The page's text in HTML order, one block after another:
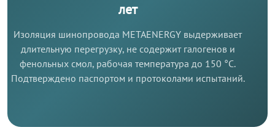
лет
Изоляция шинопровода METAENERGY выдерживает
длительную перегрузку, не содержит галогенов и
фенольных смол, рабочая температура до 150 °C.
Подтверждено паспортом и протоколами испытаний.